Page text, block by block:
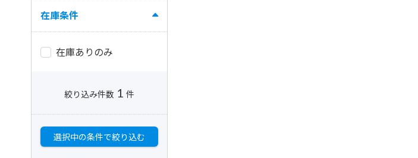
在庫条件
在庫ありのみ
絞り込み件数 1 件
選択中の条件で絞り込む